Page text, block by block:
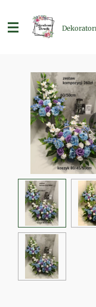
do
głównej